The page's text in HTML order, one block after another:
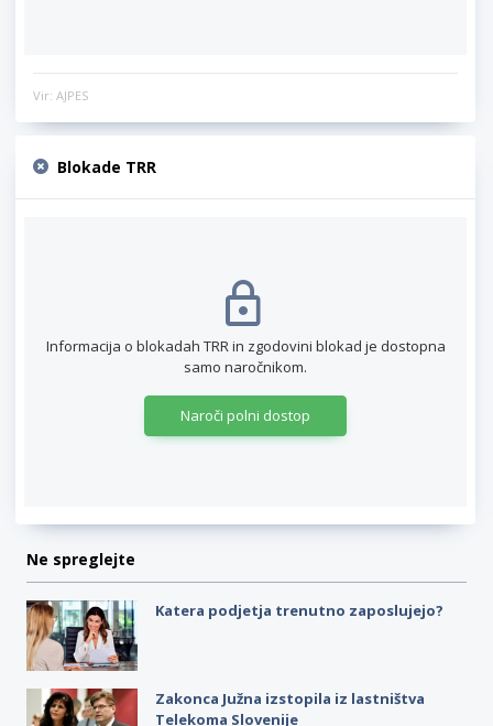
Vir: AJPES
Blokade TRR
Informacija o blokadah TRR in zgodovini blokad je dostopna
samo naročnikom.
Naroči polni dostop
Ne spreglejte
Katera podjetja trenutno zaposlujejo?
Zakonca Južna izstopila iz lastništva
Telekoma Slovenije